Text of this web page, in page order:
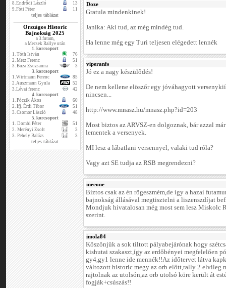
8.Endrődi László
13
9.Fóti Péter 11
teljes táblázat
Országos Historic
Bajnokság 2025
a 3.futam,
a Mecsek Rallye után
1. korcsoport
1. Tóth István
76
2. Metz Ferenc
51
3. Buza Zsuzsanna
3
3. korcsoport
1.Wirtmann Ferenc
85
2.Auszmann Gyula
52
3.Lévai ferenc
42
4. korcsoport
1. Póczik Ákos
60
2. Ifj. Érdi Tibor
51
3. Csomor László
48
5. korcsoport
1. Dombi Péter
51
2. Merényi Zsolt
3
3. Pehely Balázs 3
teljes táblázat
Doze
Gratula mindenkinek!
Janika: Aki tud, az még mindég tud.
Ha lenne még egy Turi teljesen elégedett lennék
viperanfs
Jó ez a nagy készülődés!
De nem kellene elöszőr egy jóváhagyott
nincsen...
http://www.mnasz.hu/mnasz.php?id=203
Most biztos az ARVSZ-en dolgoznak, bár azzal
lementek a versenyek.
MI lesz a lábatlani versennyel, valaki tud róla?
Vagy azt SE tudja az RSB megrendezni?
meeone
Biztos csak az én rögeszmém,de így a hazai
bajnokság állásával megtisztelni a liszenszdíjat
Mondjuk hivatalosan még most sem lesz Miskolc
szerint.
imola84
Köszönjük a sok tiltott pályabejárónak hogy
kishutai szakaszt,így az erdőbényei megfelelően
gy4,gy1 lenne ide mennék!!Az időtervet látva
változott historic megy az orb előtt,rally 2 elvileg
rajtolnak az utolsón,az orb utolsó köre került át
fogják+csúszás!!